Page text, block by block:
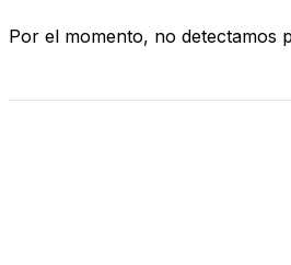
Por el momento, no detectamos